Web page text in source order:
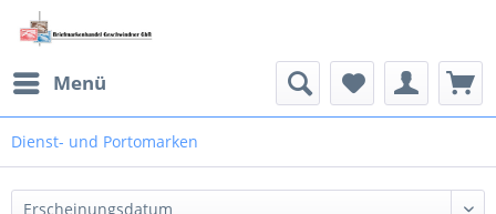
Menü
Dienst- und Portomarken